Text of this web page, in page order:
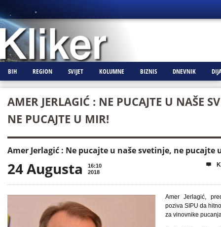
BIH REGION SVIJET KOLUMNE BIZNIS DNEVNIK
AMER JERLAGIĆ : NE PUCAJTE U NAŠE
NE PUCAJTE U MIR!
Amer Jerlagić : Ne pucajte u naše svetinje, ne pucajte
24 Augusta
16:10
2018

Amer Jerlagić,
poziva SIPU da
za vinovnike